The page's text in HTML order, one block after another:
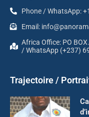
Phone / WhatsApp:
Email:
Africa Office: PO
/ WhatsApp (+237)
Trajectoire /